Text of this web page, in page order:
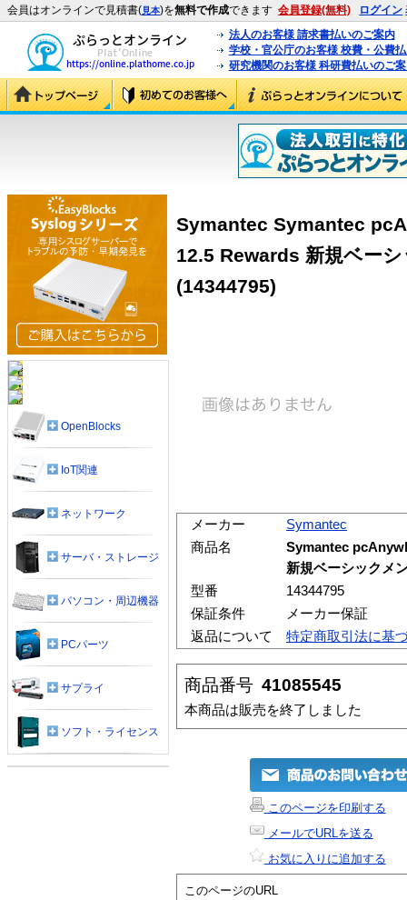
会員はオンラインで見積書(見本)を無料で作成できます 会員登録(無料) ログイン
法人のお客様 請求書払いのご案内
学校・官公庁のお客様 校費・公費
研究機関のお客様 科研費払いのご
Symantec Symantec
12.5 Rewards 新規ベー
(14344795)
メーカー
Symantec
商品名
Symantec
新規ベーシックメ
型番
14344795
保証条件
メーカー保証
返品について
特定商取引法に基
商品番号 41085545
本商品は販売を終了しました
このページを印刷する
メールでURLを送る
お気に入りに追加する
このページのURL
OpenBlocks
IoT関連
ネットワーク
サーバ・ストレージ
パソコン・周辺機器
PCパーツ
サプライ
ソフト・ライセンス